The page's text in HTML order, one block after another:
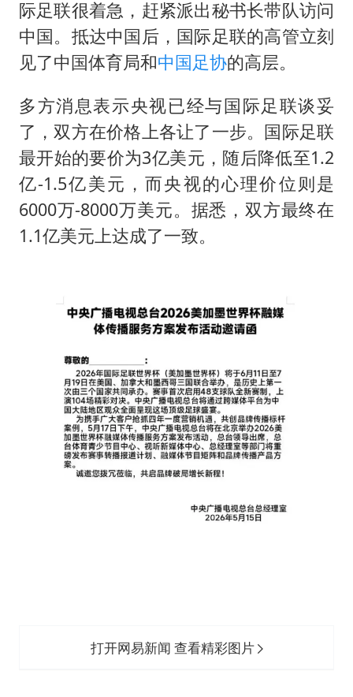
际足联很着急，赶紧派出秘书长带队访问
中国。抵达中国后，国际足联的高管立刻
见了中国体育局和中国足协的高层。
多方消息表示央视已经与国际足联谈妥
了，双方在价格上各让了一步。国际足联
最开始的要价为3亿美元，随后降低至1.2
亿-1.5亿美元，而央视的心理价位则是
6000万-8000万美元。据悉，双方最终在
1.1亿美元上达成了一致。
打开网易新闻 查看精彩图片